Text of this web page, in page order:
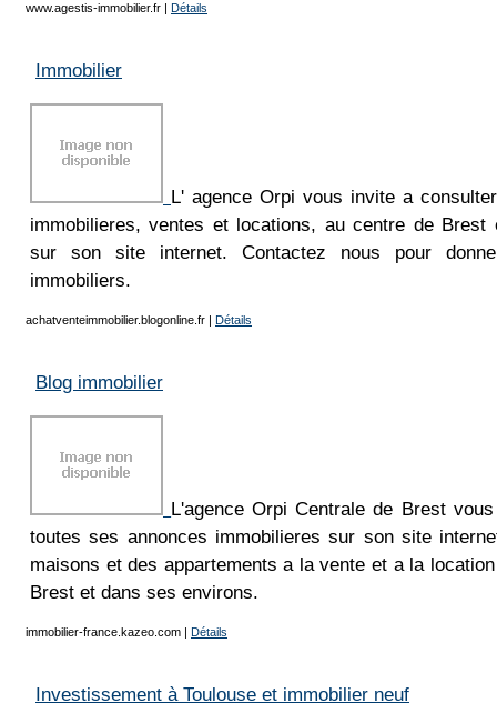
www.agestis-immobilier.fr | Détails
Immobilier
L' agence Orpi vous invite a
immobilieres, ventes et locations, au centre de Brest
sur son site internet. Contactez nous pour
immobiliers.
achatventeimmobilier.blogonline.fr | Détails
Blog immobilier
L'agence Orpi Centrale de Brest
toutes ses annonces immobilieres sur son site
maisons et des appartements a la vente et a la
Brest et dans ses environs.
immobilier-france.kazeo.com | Détails
Investissement à Toulouse et immobilier neuf